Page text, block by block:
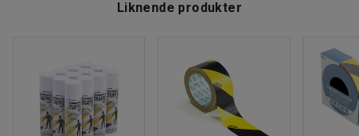
Liknende produkter